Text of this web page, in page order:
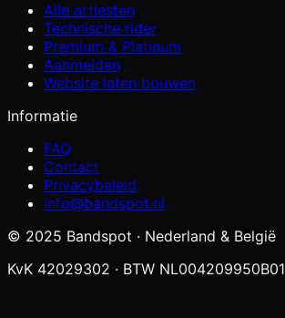
Alle artiesten
Technische rider
Premium & Platinum
Aanmelden
Website laten bouwen
Informatie
FAQ
Contact
Privacybeleid
info@bandspot.nl
© 2025 Bandspot · Nederland & België
KvK 42029302 · BTW NL004209950B01